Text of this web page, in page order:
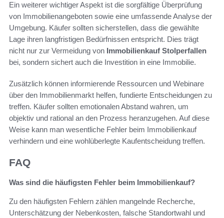
Ein weiterer wichtiger Aspekt ist die sorgfältige Überprüfung
von Immobilienangeboten sowie eine umfassende Analyse der
Umgebung. Käufer sollten sicherstellen, dass die gewählte
Lage ihren langfristigen Bedürfnissen entspricht. Dies trägt
nicht nur zur Vermeidung von Immobilienkauf Stolperfallen
bei, sondern sichert auch die Investition in eine Immobilie.
Zusätzlich können informierende Ressourcen und Webinare
über den Immobilienmarkt helfen, fundierte Entscheidungen zu
treffen. Käufer sollten emotionalen Abstand wahren, um
objektiv und rational an den Prozess heranzugehen. Auf diese
Weise kann man wesentliche Fehler beim Immobilienkauf
verhindern und eine wohlüberlegte Kaufentscheidung treffen.
FAQ
Was sind die häufigsten Fehler beim Immobilienkauf?
Zu den häufigsten Fehlern zählen mangelnde Recherche,
Unterschätzung der Nebenkosten, falsche Standortwahl und